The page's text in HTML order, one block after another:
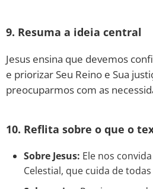
9. Resuma a ideia central
Jesus ensina que devemos
e priorizar Seu Reino e Sua
preocuparmos com as
10. Reflita sobre o que o
Sobre Jesus: Ele nos
Celestial, que cuida de todas